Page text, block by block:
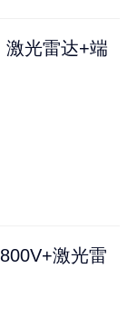
激光雷达+端
激光雷